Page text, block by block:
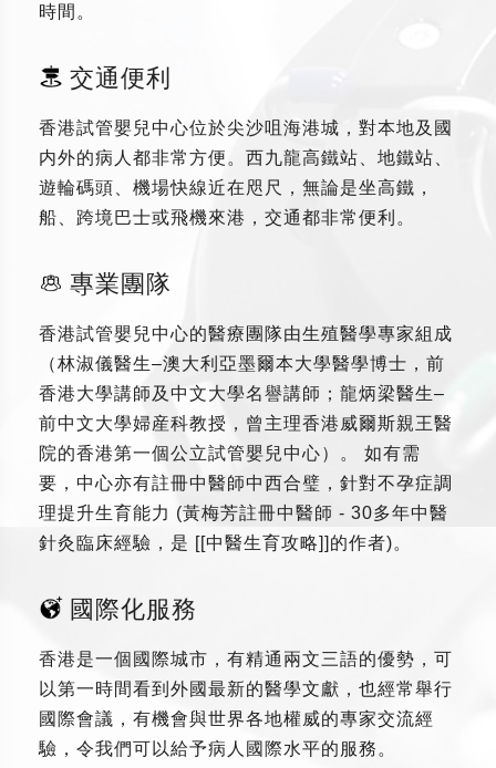
時間。
交通便利
香港試管嬰兒中心位於尖沙咀海港城，對本地及國
内外的病人都非常方便。西九龍高鐵站、地鐵站、
遊輪碼頭、機場快線近在咫尺，無論是坐高鐵，
船、跨境巴士或飛機來港，交通都非常便利。
專業團隊
香港試管嬰兒中心的醫療團隊由生殖醫學專家組成
（林淑儀醫生–澳大利亞墨爾本大學醫學博士，前
香港大學講師及中文大學名譽講師；龍炳梁醫生–
前中文大學婦産科教授，曾主理香港威爾斯親王醫
院的香港第一個公立試管嬰兒中心）。 如有需
要，中心亦有註冊中醫師中西合璧，針對不孕症調
理提升生育能力 (黃梅芳註冊中醫師 - 30多年中醫
針灸臨床經驗，是 [[中醫生育攻略]]的作者)。
國際化服務
香港是一個國際城市，有精通兩文三語的優勢，可
以第一時間看到外國最新的醫學文獻，也經常舉行
國際會議，有機會與世界各地權威的專家交流經
驗，令我們可以給予病人國際水平的服務。